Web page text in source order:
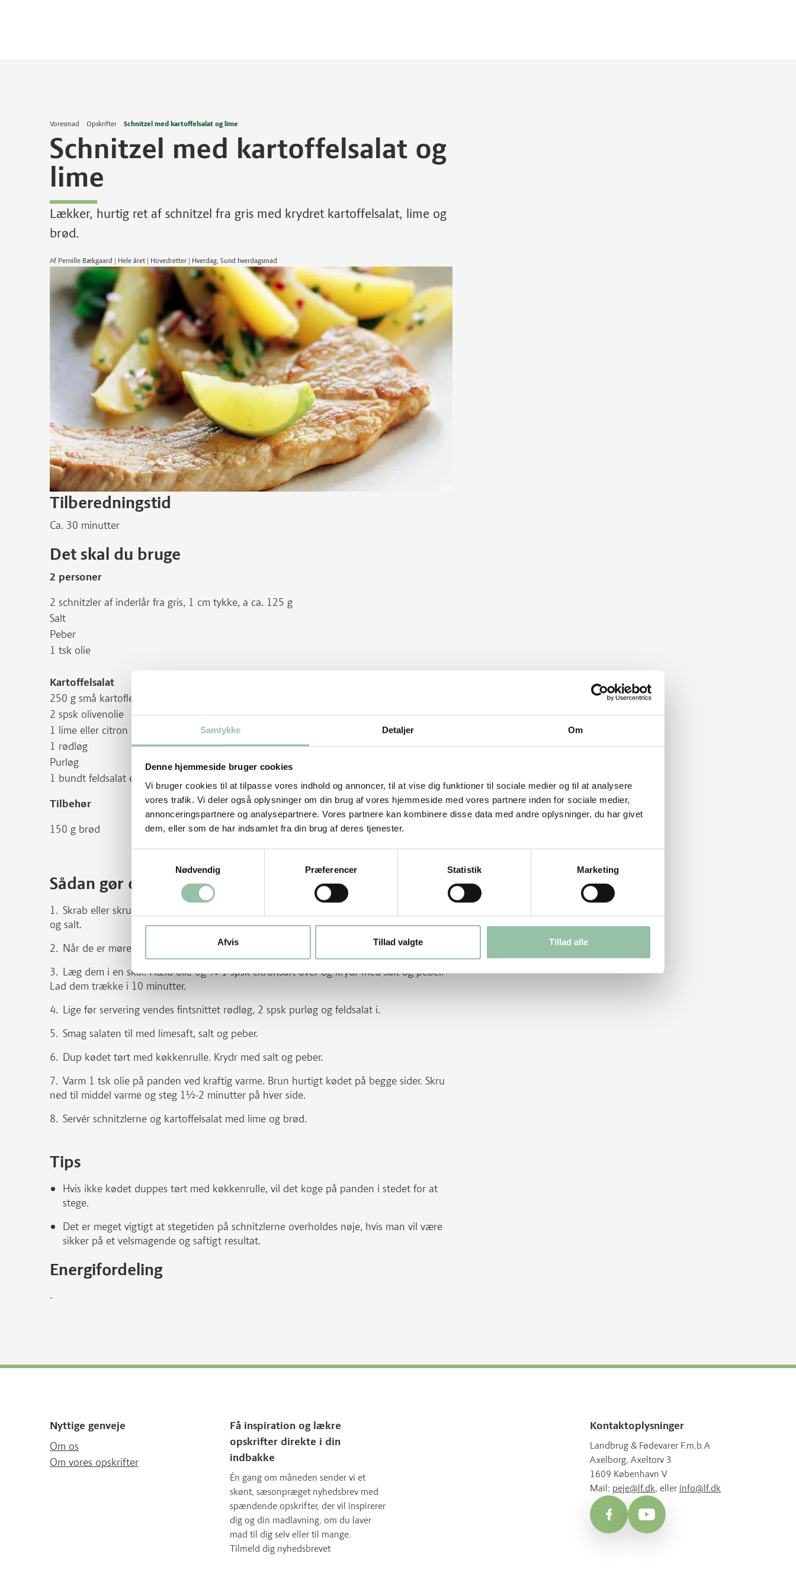
Samtykke Detaljer Om
Denne hjemmeside bruger cookies
Vi bruger cookies til at tilpasse vores indhold og annoncer, til at vise dig funktioner til sociale medier og til at analysere
vores trafik. Vi deler også oplysninger om din brug af vores hjemmeside med vores partnere inden for sociale medier,
annonceringspartnere og analysepartnere. Vores partnere kan kombinere disse data med andre oplysninger, du har givet
dem, eller som de har indsamlet fra din brug af deres tjenester.
Nødvendig
Præferencer Statistik Marketing
Afvis Tillad valgte Tillad alle
Voresmad Opskrifter Schnitzel med kartoffelsalat og lime
Schnitzel med kartoffelsalat og
lime
Lækker, hurtig ret af schnitzel fra gris med krydret kartoffelsalat, lime og
brød.
Af Pernille Bækgaard | Hele året | Hovedretter | Hverdag, Sund hverdagsmad
Tilberedningstid
Ca. 30 minutter
Det skal du bruge
2 personer
2 schnitzler af inderlår fra gris, 1 cm tykke, a ca. 125 g
Salt
Peber
1 tsk olie
Kartoffelsalat
250 g små kartofler
2 spsk olivenolie
1 lime eller citron
1 rødløg
Purløg
1 bundt feldsalat eller rucolasalat
Tilbehør
150 g brød
Sådan gør du
Skrab eller skrub kartoflerne, skær dem i tynde både og kog dem i en gryde med vand
og salt.
Når de er møre, hældes vandet fra.
Læg dem i en skål. Hæld olie og ½-1 spsk citronsaft over og krydr med salt og peber.
Lad dem trække i 10 minutter.
Lige før servering vendes fintsnittet rødløg, 2 spsk purløg og feldsalat i.
Smag salaten til med limesaft, salt og peber.
Dup kødet tørt med køkkenrulle. Krydr med salt og peber.
Varm 1 tsk olie på panden ved kraftig varme. Brun hurtigt kødet på begge sider. Skru
ned til middel varme og steg 1½-2 minutter på hver side.
Servér schnitzlerne og kartoffelsalat med lime og brød.
Tips
Hvis ikke kødet duppes tørt med køkkenrulle, vil det koge på panden i stedet for at
stege.
Det er meget vigtigt at stegetiden på schnitzlerne overholdes nøje, hvis man vil være
sikker på et velsmagende og saftigt resultat.
Energifordeling
-
Nyttige genveje
Om os
Om vores opskrifter
Få inspiration og lækre
opskrifter direkte i din
indbakke
Én gang om måneden sender vi et
skønt, sæsonpræget nyhedsbrev med
spændende opskrifter, der vil inspirerer
dig og din madlavning, om du laver
mad til dig selv eller til mange.
Tilmeld dig nyhedsbrevet
Kontaktoplysninger
Landbrug & Fødevarer F.m.b.A
Axelborg, Axeltorv 3
1609 København V
Mail: peje@lf.dk, eller info@lf.dk
FacebookYouTube